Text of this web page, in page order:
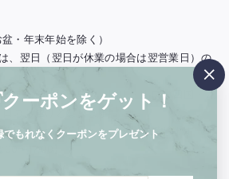
ーポンをゲット！
でもれなくクーポンをプレゼント
"閉
・年末年始を除く）
、翌日（翌日が休業の場合は翌営業日）の
の一部地域・鳥取・岡山・山口・四国・九
のお届けとなります。
日もこの営業日カレンダーに準じます。